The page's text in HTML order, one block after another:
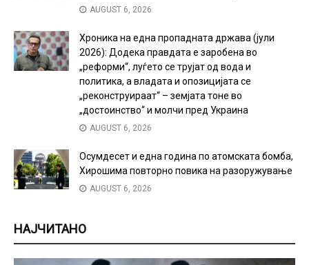
AUGUST 6, 2026
Хроника на една пропадната држава (јули
2026): Додека правдата е заробена во
„реформи“, луѓето се трујат од вода и
политика, а владата и опозицијата се
„реконструираат“ – земјата тоне во
„достоинство“ и молчи пред Украина
AUGUST 6, 2026
Осумдесет и една година по атомската бомба,
Хирошима повторно повика на разоружување
AUGUST 6, 2026
НАЈЧИТАНО